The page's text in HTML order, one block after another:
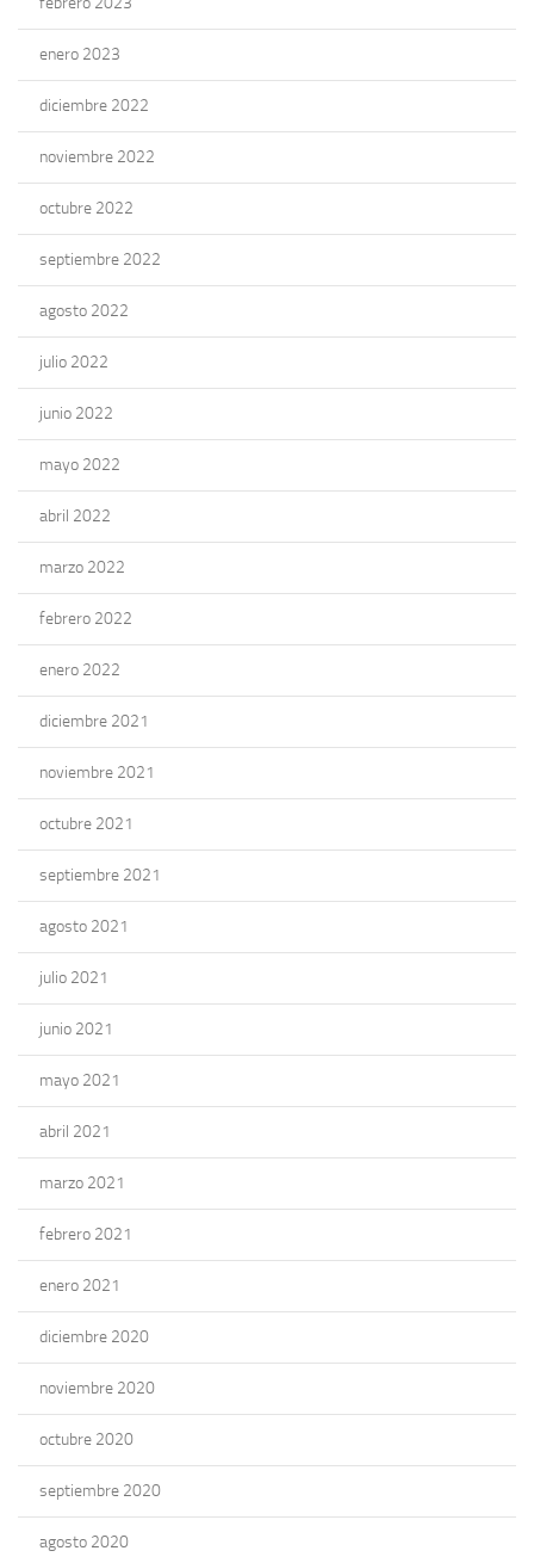
enero 2023
diciembre 2022
noviembre 2022
octubre 2022
septiembre 2022
agosto 2022
julio 2022
junio 2022
mayo 2022
abril 2022
marzo 2022
febrero 2022
enero 2022
diciembre 2021
noviembre 2021
octubre 2021
septiembre 2021
agosto 2021
julio 2021
junio 2021
mayo 2021
abril 2021
marzo 2021
febrero 2021
enero 2021
diciembre 2020
noviembre 2020
octubre 2020
septiembre 2020
agosto 2020